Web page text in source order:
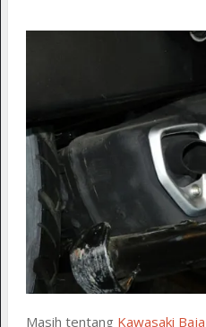
Masih tentang Kawasaki